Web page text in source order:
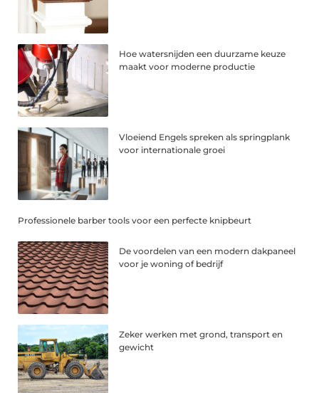
Hoe watersnijden een duurzame keuze
maakt voor moderne productie
Vloeiend Engels spreken als springplank
voor internationale groei
Professionele barber tools voor een perfecte knipbeurt
De voordelen van een modern dakpaneel
voor je woning of bedrijf
Zeker werken met grond, transport en
gewicht